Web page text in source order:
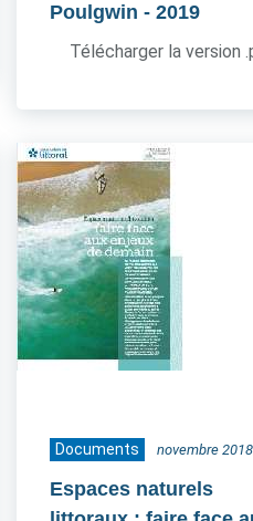
Poulgwin - 2019
Télécharger la version
Documents novembre 2018
Espaces naturels